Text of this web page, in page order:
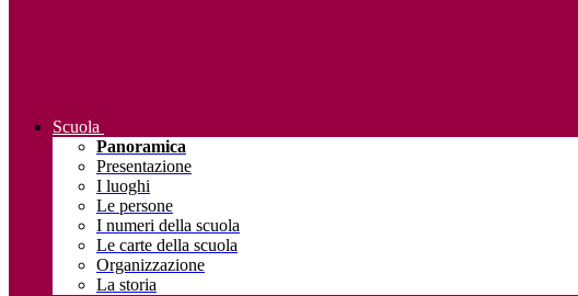
Scuola
Panoramica
Presentazione
I luoghi
Le persone
I numeri della scuola
Le carte della scuola
Organizzazione
La storia